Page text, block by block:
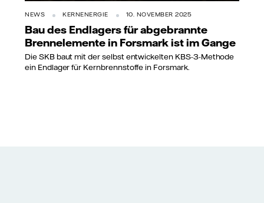
NEWS KERNENERGIE 10. NOVEMBER 2025
Bau des Endlagers für abgebrannte
Brennelemente in Forsmark ist im Gange
Die SKB baut mit der selbst entwickelten KBS-3-Methode
ein Endlager für Kernbrennstoffe in Forsmark.